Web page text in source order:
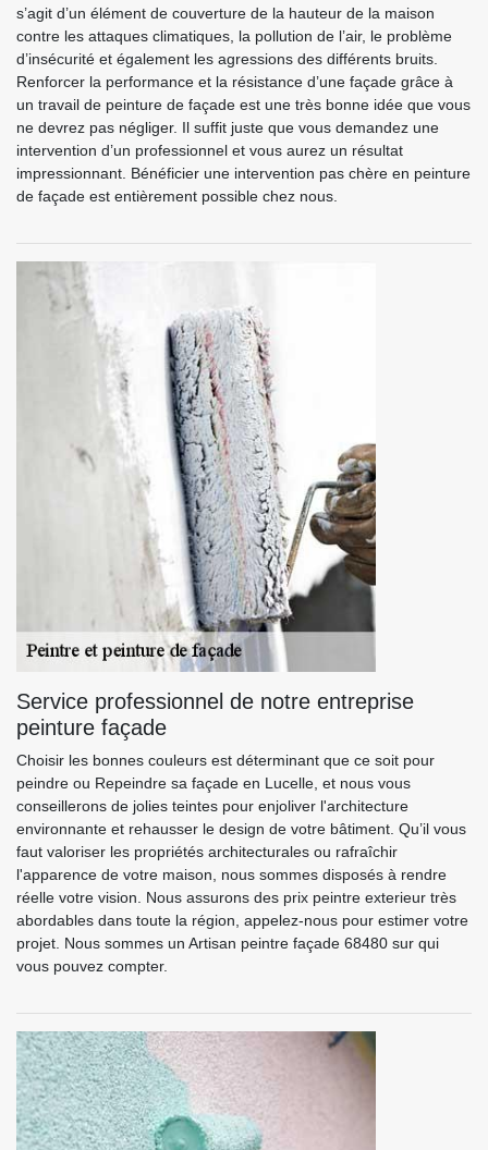
s’agit d’un élément de couverture de la hauteur de la maison
contre les attaques climatiques, la pollution de l’air, le problème
d’insécurité et également les agressions des différents bruits.
Renforcer la performance et la résistance d’une façade grâce à
un travail de peinture de façade est une très bonne idée que vous
ne devrez pas négliger. Il suffit juste que vous demandez une
intervention d’un professionnel et vous aurez un résultat
impressionnant. Bénéficier une intervention pas chère en peinture
de façade est entièrement possible chez nous.
Service professionnel de notre entreprise
peinture façade
Choisir les bonnes couleurs est déterminant que ce soit pour
peindre ou Repeindre sa façade en Lucelle, et nous vous
conseillerons de jolies teintes pour enjoliver l'architecture
environnante et rehausser le design de votre bâtiment. Qu’il vous
faut valoriser les propriétés architecturales ou rafraîchir
l'apparence de votre maison, nous sommes disposés à rendre
réelle votre vision. Nous assurons des prix peintre exterieur très
abordables dans toute la région, appelez-nous pour estimer votre
projet. Nous sommes un Artisan peintre façade 68480 sur qui
vous pouvez compter.